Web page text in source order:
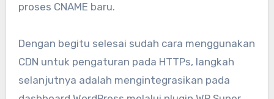
proses CNAME baru.
Dengan begitu selesai sudah cara menggunakan
CDN untuk pengaturan pada HTTPs, langkah
selanjutnya adalah mengintegrasikan pada